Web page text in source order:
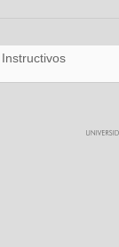
Instructivos